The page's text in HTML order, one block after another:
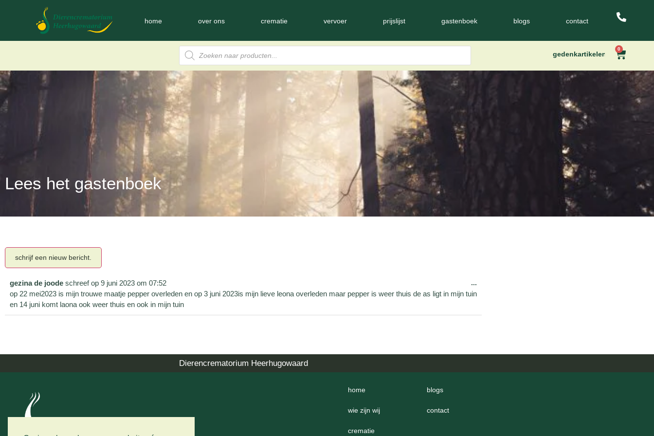
home over ons crematie vervoer prijslijst gastenboek blogs contact
gedenkartikelen
0
Lees het gastenboek
gezina de joode schreef op 9 juni 2023 om 07:52
op 22 mei2023 is mijn trouwe maatje pepper overleden en op 3 juni 2023is mijn lieve leona overleden maar pepper is weer thuis de as ligt in mijn tuin
en 14 juni komt laona ook weer thuis en ook in mijn tuin
...
Dierencrematorium Heerhugowaard
home
wie zijn wij
crematie
blogs
contact